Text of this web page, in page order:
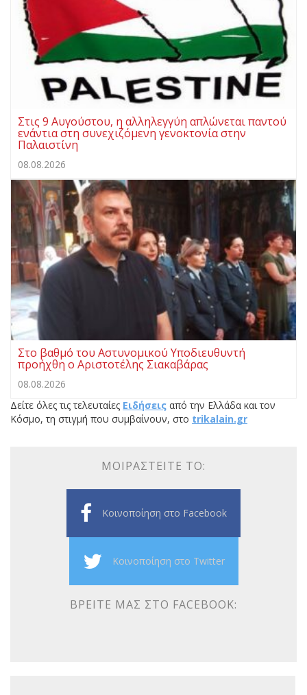
Στις 9 Αυγούστου, η αλληλεγγύη απλώνεται παντού
ενάντια στη συνεχιζόμενη γενοκτονία στην
Παλαιστίνη
08.08.2026
Στο βαθμό του Αστυνομικού Υποδιευθυντή
προήχθη ο Αριστοτέλης Σιακαβάρας
08.08.2026
Δείτε όλες τις τελευταίες Ειδήσεις από την Ελλάδα και τον
Κόσμο, τη στιγμή που συμβαίνουν, στο trikalain.gr
ΜΟΙΡΑΣΤΕΊΤΕ ΤΟ:
Κοινοποίηση στο Facebook
Κοινοποίηση στο Twitter
ΒΡΕΊΤΕ ΜΑΣ ΣΤΟ FACEBOOK: